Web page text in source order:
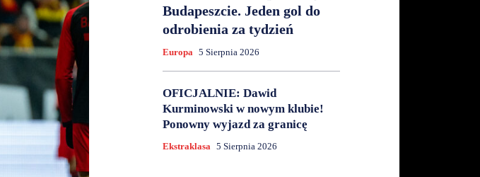
Budapeszcie. Jeden gol do
odrobienia za tydzień
Europa 5 Sierpnia 2026
OFICJALNIE: Dawid
Kurminowski w nowym klubie!
Ponowny wyjazd za granicę
Ekstraklasa 5 Sierpnia 2026